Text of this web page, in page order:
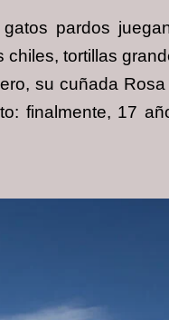
pardos
tortillas
su cuñada
finalmente, 17